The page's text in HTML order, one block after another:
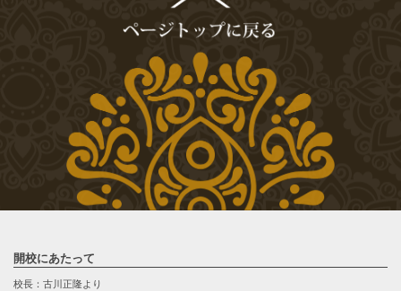
開校にあたって
校長：古川正隆より